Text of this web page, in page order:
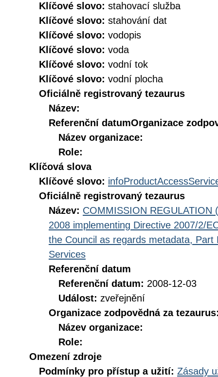
Klíčové slovo: stahovací služba
Klíčové slovo: stahování dat
Klíčové slovo: vodopis
Klíčové slovo: voda
Klíčové slovo: vodní tok
Klíčové slovo: vodní plocha
Oficiálně registrovaný tezaurus
Název:
Referenční datumOrganizace
Název organizace:
Role:
Klíčová slova
Klíčové slovo:
Oficiálně registrovaný tezaurus
Název: COMMISSION REGULATION
2008 implementing Directive 2007/2/
the Council as regards metadata,
Services
Referenční datum
Referenční datum: 2008-12-03
Událost: zveřejnění
Organizace zodpovědná za
Název organizace:
Role:
Omezení zdroje
Podmínky pro přístup a užití: Zásady